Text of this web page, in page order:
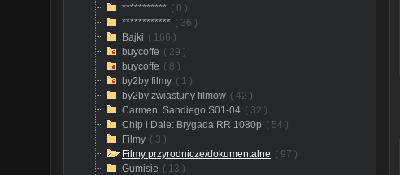
*********** ( 0 )
************ ( 36 )
Bajki ( 166 )
buycoffe ( 29 )
buycoffe ( 8 )
by2by filmy ( 1 )
by2by zwiastuny filmow ( 42 )
Carmen. Sandiego.S01-04 ( 32 )
Chip i Dale: Brygada RR 1080p ( 54 )
Filmy ( 3 )
Filmy przyrodnicze/dokumentalne ( 97 )
Gumisie ( 13 )